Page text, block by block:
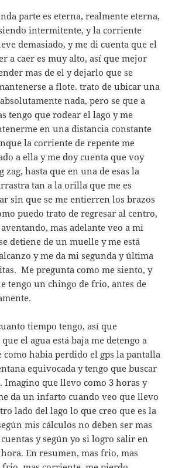
parte es eterna, realmente eterna,
intermitente, y la corriente
demasiado, y me di cuenta que el
a caer es muy alto, así que mejor
mas de el y dejarlo que se
a flote. trato de ubicar una
nada, pero se que a
tengo que rodear el lago y me
en una distancia constante
la corriente de repente me
a ella y me doy cuenta que voy
zag, hasta que en una de esas la
tan a la orilla que me es
sin que se me entierren los brazos
puedo trato de regresar al centro,
mas adelante veo a mi
detiene de un muelle y me está
y me da mi segunda y última
Me pregunta como me siento, y
tengo un chingo de frio, antes de
tiempo tengo, así que
el agua está baja me detengo a
como habia perdido el gps la pantalla
equivocada y tengo que buscar
Imagino que llevo como 3 horas y
da un infarto cuando veo que llevo
lado del lago lo que creo que es la
mis cálculos no deben ser mas
y según yo si logro salir en
En resumen, mas frio, mas